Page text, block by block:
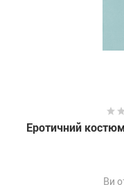
Еротичний
Ви